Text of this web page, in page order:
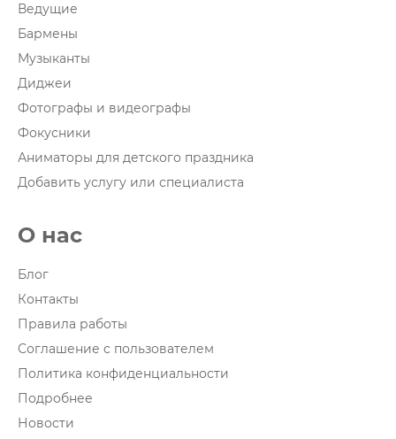
Ведущие
Бармены
Музыканты
Диджеи
Фотографы и видеографы
Фокусники
Аниматоры для детского праздника
Добавить услугу или специалиста
О нас
Блог
Контакты
Правила работы
Соглашение с пользователем
Политика конфиденциальности
Подробнее
Новости